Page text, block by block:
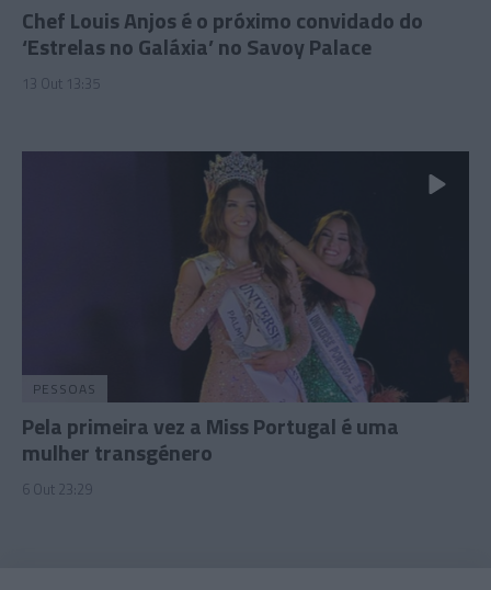
Chef Louis Anjos é o próximo convidado do
‘Estrelas no Galáxia’ no Savoy Palace
13 Out 13:35
PESSOAS
Pela primeira vez a Miss Portugal é uma
mulher transgénero
6 Out 23:29